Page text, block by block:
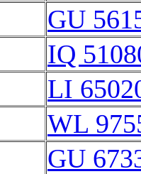
GU
IQ
LI
WL
GU